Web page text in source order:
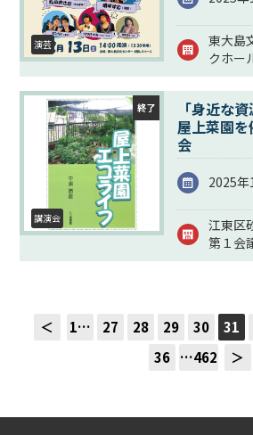
演芸
東大島
クホー
終了
講演会
「身近な
屋上菜園
会
2025
江東区
第１会
＜ 1… 27 28 29 30 31
36 …462 ＞